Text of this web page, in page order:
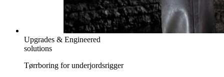
Upgrades & Engineered
solutions
Tørrboring for underjordsrigger